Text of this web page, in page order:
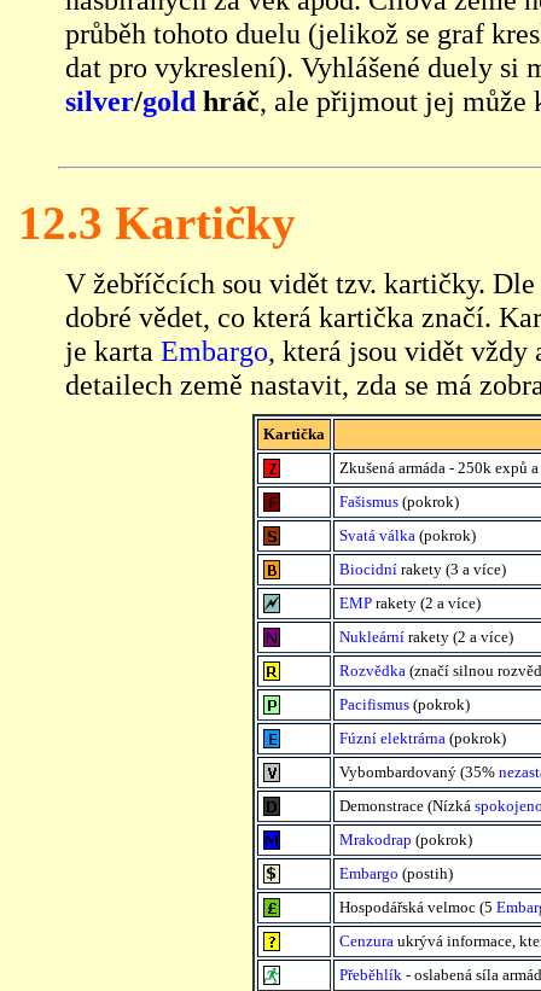
průběh tohoto duelu (jelikož se graf
dat pro vykreslení). Vyhlášené duely
silver/gold hráč, ale přijmout jej může
12.3 Kartičky
V žebříčcích sou vidět tzv. kartičky.
dobré vědet, co která kartička značí.
je karta Embargo, která jsou vidět vždy
detailech země nastavit, zda se má
Kartička
Zkušená armáda - 250k expů
Fašismus (pokrok)
Svatá válka (pokrok)
Biocidní rakety (3 a více)
EMP rakety (2 a více)
Nukleární rakety (2 a více)
Rozvědka (značí silnou
Pacifismus (pokrok)
Fúzní elektrárna (pokrok)
Vybombardovaný (35%
Demonstrace (Nízká
Mrakodrap (pokrok)
Embargo (postih)
Hospodářská velmoc (5
Cenzura ukrývá informace,
Přeběhlík - oslabená síla